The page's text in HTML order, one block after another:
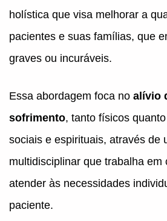
holística que visa melhorar a
pacientes e suas famílias, que
graves ou incuráveis.
Essa abordagem foca no alívio
sofrimento, tanto físicos
sociais e espirituais, através de
multidisciplinar que trabalha em
atender às necessidades
paciente.